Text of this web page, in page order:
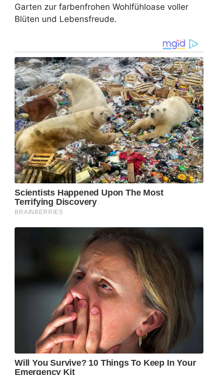
Garten zur farbenfrohen Wohlfühloase voller
Blüten und Lebensfreude.